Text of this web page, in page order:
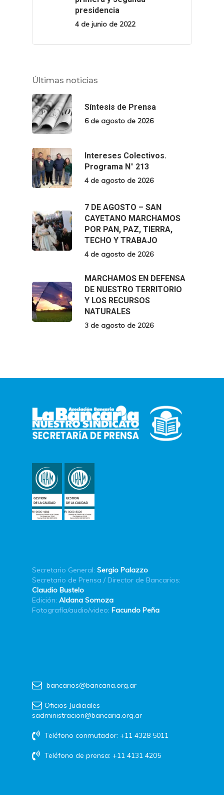
presidencia
4 de junio de 2022
Últimas noticias
Síntesis de Prensa
6 de agosto de 2026
Intereses Colectivos.
Programa N° 213
4 de agosto de 2026
7 DE AGOSTO – SAN
CAYETANO MARCHAMOS
POR PAN, PAZ, TIERRA,
TECHO Y TRABAJO
4 de agosto de 2026
MARCHAMOS EN DEFENSA
DE NUESTRO TERRITORIO
Y LOS RECURSOS
NATURALES
3 de agosto de 2026
Secretario General: Sergio Palazzo
Secretario de Prensa / Director de Bancarios:
Claudio Bustelo
Edición: Aldana Somoza
Fotografía/audio/video: Facundo Peña
bancarios@bancaria.org.ar
Oficios Judiciales
sadministracion@bancaria.org.ar
Teléfono conmutador: +11 4328 5011
Teléfono de prensa: +11 4131 4205